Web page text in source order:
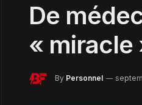
De
« miracle
By Personnel